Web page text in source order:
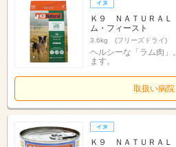
Ｋ９ ＮＡＴＵＲＡ
ム・フィースト
3.6kg (フリーズドライ)
ヘルシーな「ラム肉」
ます。
取扱い病院
Ｋ９ ＮＡＴＵＲＡ